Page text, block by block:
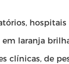
hospitais
laranja
clínicas, de